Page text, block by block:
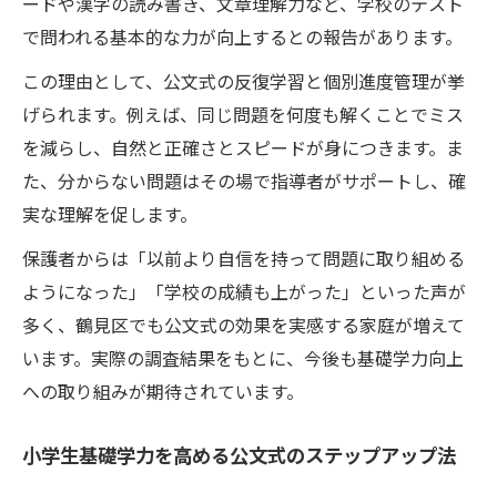
で問われる基本的な力が向上するとの報告があります。
この理由として、公文式の反復学習と個別進度管理が挙
げられます。例えば、同じ問題を何度も解くことでミス
を減らし、自然と正確さとスピードが身につきます。ま
た、分からない問題はその場で指導者がサポートし、確
実な理解を促します。
保護者からは「以前より自信を持って問題に取り組める
ようになった」「学校の成績も上がった」といった声が
多く、鶴見区でも公文式の効果を実感する家庭が増えて
います。実際の調査結果をもとに、今後も基礎学力向上
への取り組みが期待されています。
小学生基礎学力を高める公文式のステップアップ法